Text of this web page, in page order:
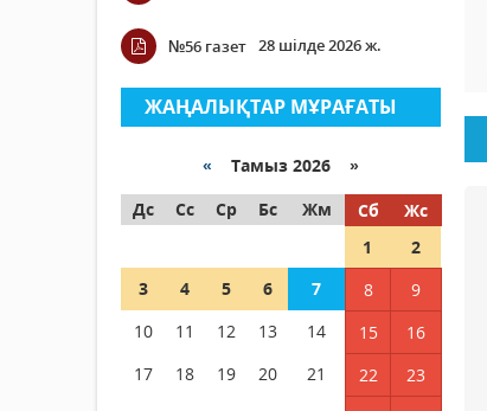
№56 газет 28 шілде 2026 ж.
ЖАҢАЛЫҚТАР МҰРАҒАТЫ
« Тамыз 2026 »
Дс
Сс Ср Бс Жм Сб
Жс
1
2
3
4 5 6 7 8
9
10
11 12 13 14 15
16
17
18 19 20 21 22
23